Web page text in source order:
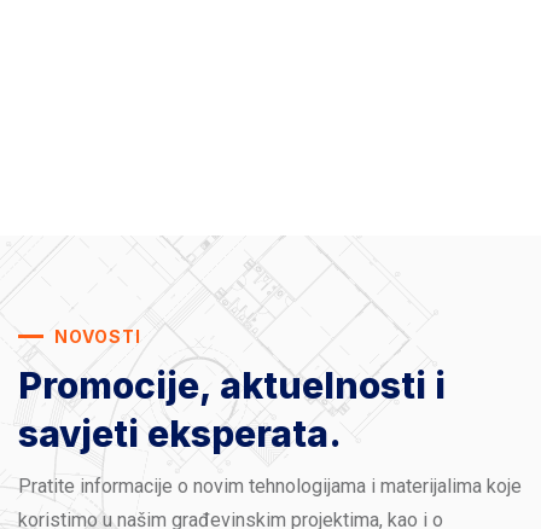
NOVOSTI
Promocije, aktuelnosti i
savjeti eksperata.
Pratite informacije o novim tehnologijama i materijalima koje
koristimo u našim građevinskim projektima, kao i o